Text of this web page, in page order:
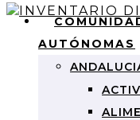
AUTÓNOMAS